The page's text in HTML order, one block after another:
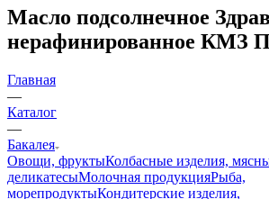
Масло подсолнечное
нерафинированное КМЗ
Главная
—
Каталог
—
Бакалея
Овощи, фруктыКолбасные изделия,
деликатесыМолочная продукцияРыба,
морепродуктыКондитерские изделия,